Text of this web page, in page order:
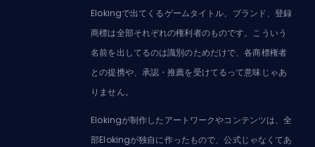
Elokingで出てくるゲームタイトル、ブランド、登録
商標は全部それぞれの権利者のものです。こういう
名前を出してるのは識別のためだけで、各商標権者
との提携や、承認・推薦を受けてるって意味じゃあ
りません。
Elokingが制作したアートワークやコンテンツは、全
部Elokingが独自に作ったもので、公式じゃなくてあ